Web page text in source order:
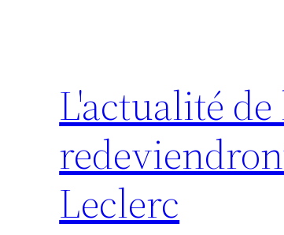
L'actualité
Leclerc